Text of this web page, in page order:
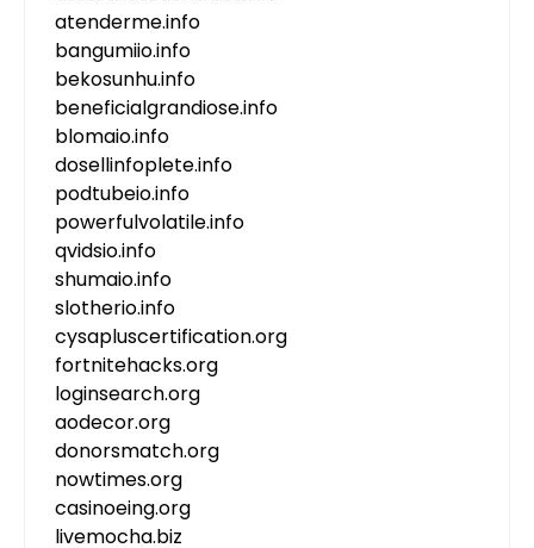
atenderme.info
bangumiio.info
bekosunhu.info
beneficialgrandiose.info
blomaio.info
dosellinfoplete.info
podtubeio.info
powerfulvolatile.info
qvidsio.info
shumaio.info
slotherio.info
cysapluscertification.org
fortnitehacks.org
loginsearch.org
aodecor.org
donorsmatch.org
nowtimes.org
casinoeing.org
livemocha.biz